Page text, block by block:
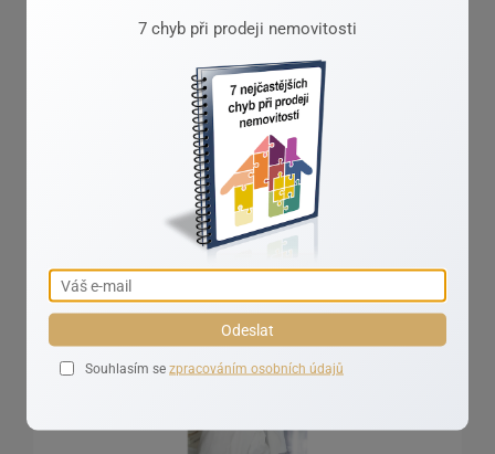
se bude mnohem hůře a za nižší ceny.
Ivana Valášková
Realizuji vaše sny o domově!
7 chyb při prodeji nemovitosti
Odeslat
Souhlasím se zpracováním osobních údajů